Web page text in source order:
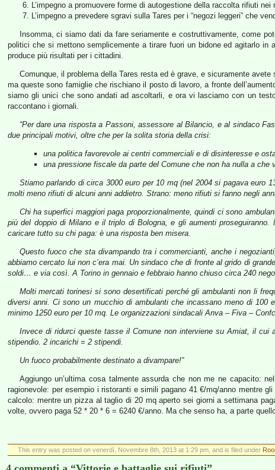
L’impegno a promuovere forme di autogestione della raccolta rifiuti
L’impegno a prevedere sgravi sulla Tares per i “negozi leggeri” che
Insomma, ci siamo dati da fare seriamente e costruttivamente, come
politici che si mettono semplicemente a tirare fuori un bidone ed agitarlo
produce più risultati per i cittadini.
Comunque, il problema della Tares resta ed è grave, e sicuramente
ma queste sono famiglie che rischiano il posto di lavoro, a fronte
siamo gli unici che sono andati ad ascoltarli, e ora vi lasciamo con un
raccontano i giornali.
“Per dare una risposta a Passoni, assessore al Bilancio, e al sindaco
due principali motivi, oltre che per la solita storia della crisi:
una politica favorevole ai centri commerciali e di disinteresse e
una pressione fiscale da parte del Comune che non ha nulla a che
Stiamo parlando di circa 3000 euro per 10 mq (nel 2004 si pagava euro
molti meno rifiuti di alcuni anni addietro. Strano: meno rifiuti si fanno negli
Chi ha superfici maggiori paga proporzionalmente, quindi ci sono
più del doppio di Milano e il triplo di Bologna, e gli aumenti
caricare tutto su chi paga: è una risposta ben misera.
Questo fuoco che sta divampando tra i commercianti, anche i
abbiamo cercato lui non c’era mai. Un sindaco che di fronte al grido di
soldi… e via così.A Torino in gennaio e febbraio hanno chiuso circa 240
Molti mercati torinesi si sono desertificati perché gli ambulanti non li
diversi anni. Ci sono un mucchio di ambulanti che incassano meno di 100
minimo 1250 euro per 10 mq. Le organizzazioni sindacali Anva – Fiva –
Invece di ridurci queste tasse il Comune non interviene su Amiat, il cui
stipendio. 2 incarichi = 2 stipendi.
Un fuoco probabilmente destinato a divampare!”
Aggiungo un’ultima cosa talmente assurda che non me ne capacito:
ragionevole: per esempio i ristoranti e simili pagano 41 €/mq/anno mentre
calcolo: mentre un pizza al taglio di 20 mq aperto sei giorni a settimana
volte, ovvero paga 52 * 20 * 6 = 6240 €/anno. Ma che senso ha, a parte
This entry was posted on venerdì, Novembre 8th, 2013 at 1:29 pm, and is filed under